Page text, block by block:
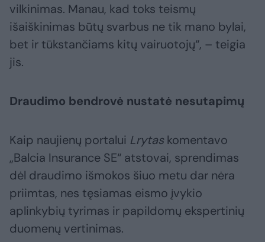
vilkinimas. Manau, kad toks teismų
išaiškinimas būtų svarbus ne tik mano bylai,
bet ir tūkstančiams kitų vairuotojų“, – teigia
jis.
Draudimo bendrovė nustatė nesutapimų
Kaip naujienų portalui Lrytaskomentavo
„Balcia Insurance SE“ atstovai, sprendimas
dėl draudimo išmokos šiuo metu dar nėra
priimtas, nes tęsiamas eismo įvykio
aplinkybių tyrimas ir papildomų ekspertinių
duomenų vertinimas.